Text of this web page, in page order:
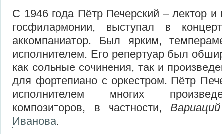
С 1946 года Пётр Печерский – лектор и
госфилармонии, выступал в
аккомпаниатор. Был ярким,
исполнителем. Его репертуар был
как сольные сочинения, так и
для фортепиано с оркестром. Пётр
исполнителем многих
композиторов, в частности,
Иванова.